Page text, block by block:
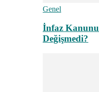
Genel
İnfaz
Değişmedi?